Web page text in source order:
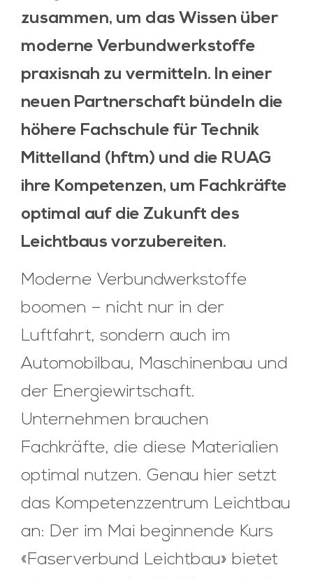
zusammen, um das Wissen über
moderne Verbundwerkstoffe
praxisnah zu vermitteln. In einer
neuen Partnerschaft bündeln die
höhere Fachschule für Technik
Mittelland (hftm) und die RUAG
ihre Kompetenzen, um Fachkräfte
optimal auf die Zukunft des
Leichtbaus vorzubereiten.
Moderne Verbundwerkstoffe
boomen – nicht nur in der
Luftfahrt, sondern auch im
Automobilbau, Maschinenbau und
der Energiewirtschaft.
Unternehmen brauchen
Fachkräfte, die diese Materialien
optimal nutzen. Genau hier setzt
das Kompetenzzentrum Leichtbau
an: Der im Mai beginnende Kurs
«Faserverbund Leichtbau» bietet